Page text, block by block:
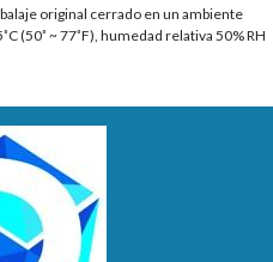
original cerrado en un ambiente
(50˚ ~ 77˚F), humedad relativa 50% RH